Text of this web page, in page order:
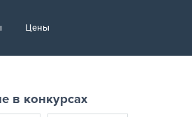
Цены
в конкурсах